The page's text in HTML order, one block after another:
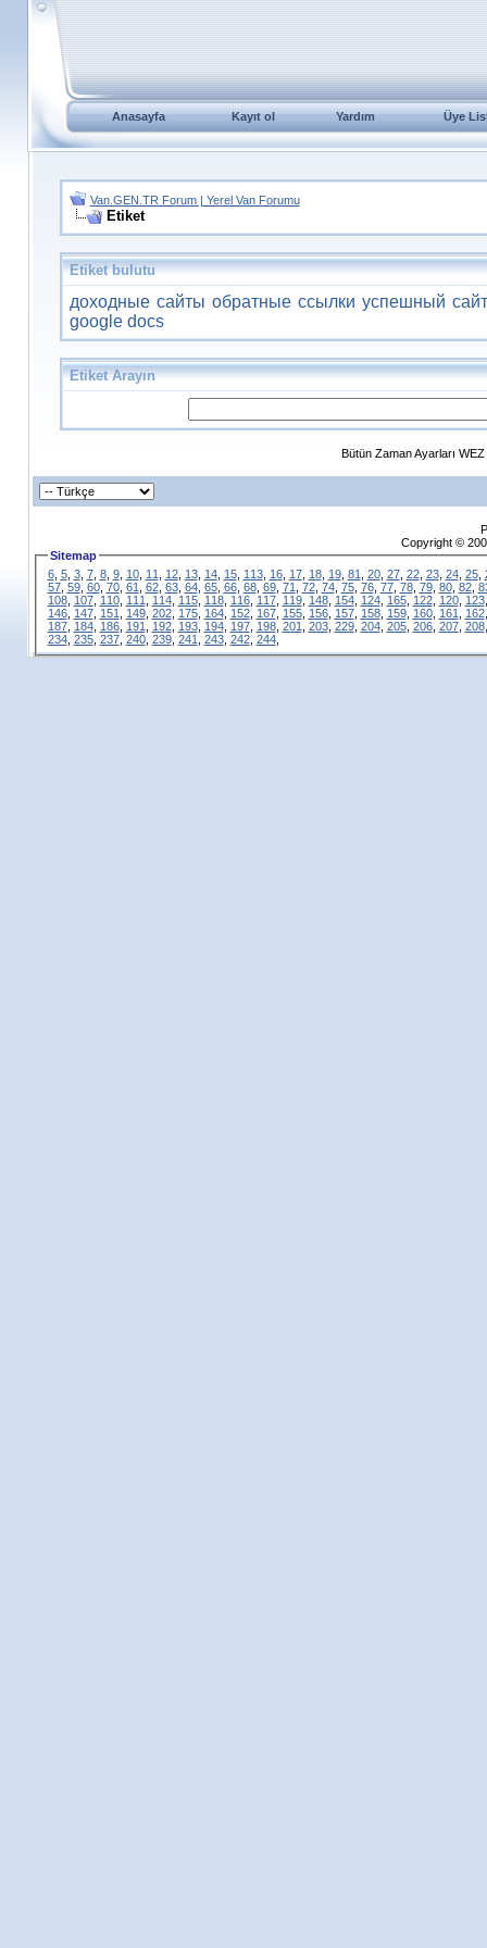
Anasayfa Kayıt ol Yardım Üye
Van.GEN.TR Forum | Yerel Van Forumu
Etiket
Etiket bulutu
доходные сайты обратные ссылки успешный
google docs
Etiket Arayın
Bütün Zaman Ayarları
Copyright ©
Sitemap
6, 5, 3, 7, 8, 9, 10, 11 12, 13, 14, 15, 113, 16, 17, 18, 19, 81 20, 27, 22, 23, 24, 25,
57, 59, 60, 70, 61 62, 63, 64, 65, 66, 68, 69, 71 72, 74, 75, 76, 77, 78, 79, 80, 82,
108, 107, 110, 111 114, 115, 118, 116, 117, 119, 148, 154, 124, 165, 122, 120, 123
146, 147, 151 149, 202, 175, 164, 152, 167, 155, 156, 157, 158, 159, 160, 161 162
187, 184, 186, 191 192, 193, 194, 197, 198, 201 203, 229, 204, 205, 206, 207, 208
234, 235, 237, 240, 239, 241 243, 242, 244,